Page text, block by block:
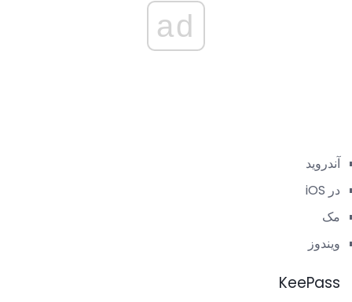
ad
آندروید
در iOS
مک
ویندوز
KeePass